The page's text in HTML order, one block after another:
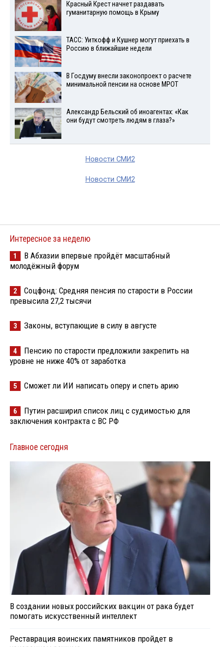
Красный Крест начнет раздавать
гуманитарную помощь в Крыму
ТАСС: Уиткофф и Кушнер могут приехать в
Россию в ближайшие недели
В Госдуму внесли законопроект о расчете
минимальной пенсии на основе МРОТ
Александр Бельский об иноагентах: «Как
они будут смотреть людям в глаза?»
Новости СМИ2
Новости СМИ2
Интересное за неделю
1
В Абхазии впервые пройдёт масштабный
молодёжный форум
2
Соцфонд: Средняя пенсия по старости в России
превысила 27,2 тысячи
3 Законы, вступающие в силу в августе
4
Пенсию по старости предложили закрепить на
уровне не ниже 40% от заработка
5 Сможет ли ИИ написать оперу и спеть арию
6
Путин расширил список лиц с судимостью для
заключения контракта с ВС РФ
Главное сегодня
В создании новых российских вакцин от рака будет
помогать искусственный интеллект
Реставрация воинских памятников пройдет в